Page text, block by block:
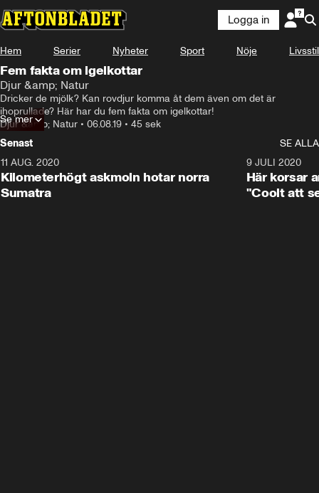
Logga in
Hem Serier Nyheter Sport Nöje Livsstil
Fem fakta om igelkottar
Djur &amp; Natur
Dricker de mjölk? Kan rovdjur komma åt dem även om det är
ihoprullade? Här har du fem fakta om igelkottar!
Djur &amp; Natur • 06.08.19 • 45 sek
Se mer
Senast
SE ALLA
11 AUG. 2020
Kilometerhögt askmoln hotar norra
Sumatra
9 JULI 2020
Här korsar
"Coolt att